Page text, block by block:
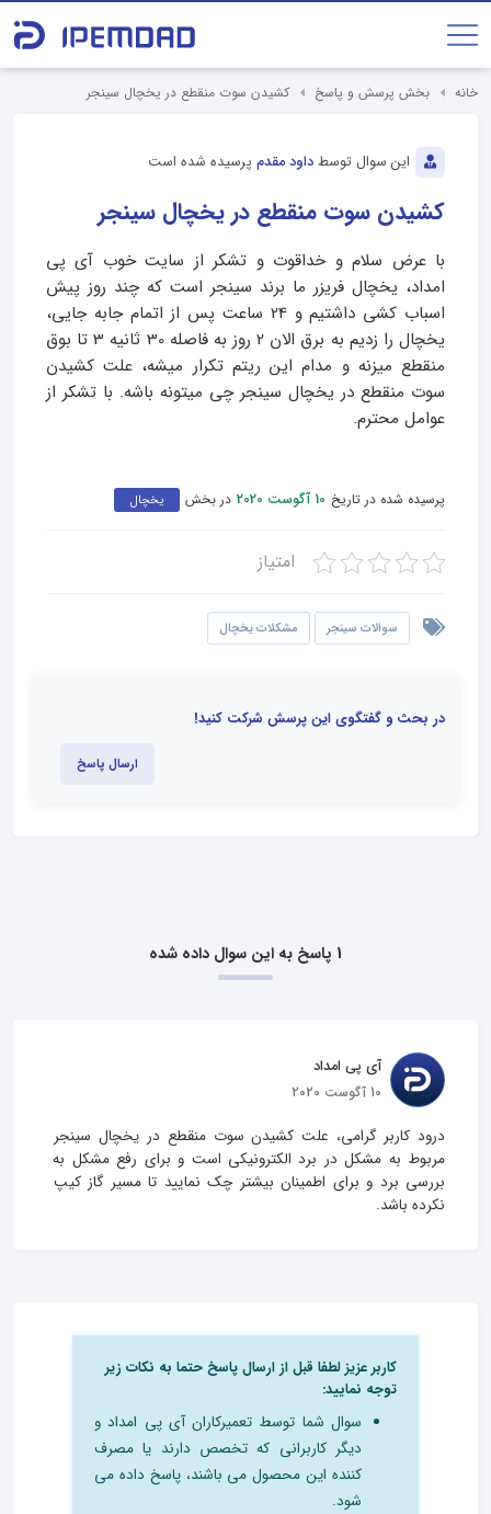
خانه بخش پرسش و پاسخ کشیدن سوت منقطع در یخچال سینجر
این سوال توسط داود مقدم پرسیده شده است
کشیدن سوت منقطع در یخچال سینجر
با عرض سلام و خداقوت و تشکر از سایت خوب آی پی
امداد، یخچال فریزر ما برند سینجر است که چند روز پیش
اسباب کشی داشتیم و 24 ساعت پس از اتمام جابه جایی،
یخچال را زدیم به برق الان 2 روز به فاصله 30 ثانیه 3 تا بوق
منقطع میزنه و مدام این ریتم تکرار میشه، علت کشیدن
سوت منقطع در یخچال سینجر چی میتونه باشه. با تشکر از
عوامل محترم.
پرسیده شده در تاریخ 10 آگوست 2020 در بخش یخچال
امتیاز
سوالات سینجر مشکلات یخچال
در بحث و گفتگوی این پرسش شرکت کنید!
ارسال پاسخ
1 پاسخ به این سوال داده شده
آی پی امداد
10 آگوست 2020
درود کاربر گرامی، علت کشیدن سوت منقطع در یخچال سینجر
مربوط به مشکل در برد الکترونیکی است و برای رفع مشکل به
بررسی برد و برای اطمینان بیشتر چک نمایید تا مسیر گاز کیپ
نکرده باشد.
کاربر عزیز لطفا قبل از ارسال پاسخ حتما به نکات زیر
توجه نمایید:
سوال شما توسط تعمیرکاران آی پی امداد و
دیگر کاربرانی که تخصص دارند یا مصرف
کننده این محصول می باشند، پاسخ داده می
شود.